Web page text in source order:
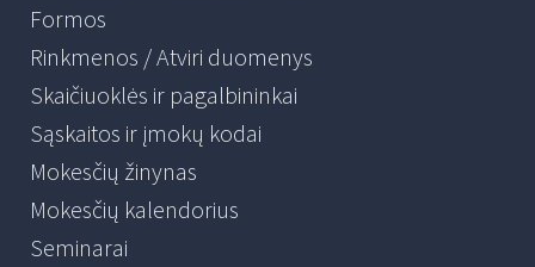
Formos
Rinkmenos / Atviri duomenys
Skaičiuoklės ir pagalbininkai
Sąskaitos ir įmokų kodai
Mokesčių žinynas
Mokesčių kalendorius
Seminarai